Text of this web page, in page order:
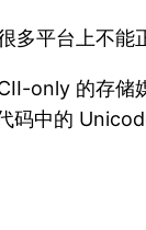
多平台上不能
only 的存储
码中的